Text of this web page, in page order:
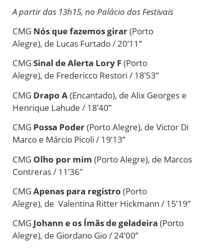
A partir das 13h15, no Palácio dos Festivais
CMG Nós que fazemos girar(Porto
Alegre), de Lucas Furtado / 20’11”
CMGSinal deAlerta Lory F(Porto
Alegre), de Fredericco Restori / 18’53”
CMG Drapo A(Encantado), de Alix Georges e
Henrique Lahude / 18’40”
CMG Possa Poder(Porto Alegre), de Victor Di
Marco e Márcio Picoli / 19’13”
CMG Olho por mim (Porto Alegre), de Marcos
Contreras / 11’36”
CMGApenas para registro (Porto
Alegre), de Valentina Ritter Hickmann / 15’19”
CMG Johann e os Ímãsdegeladeira (Porto
Alegre), de Giordano Gio / 24’00”